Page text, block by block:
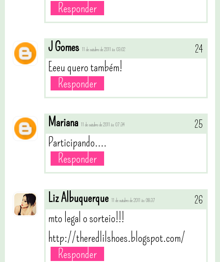
Responder
J Gomes 11 de outubro de 2011 às 03:02
Eeeu quero também!
Responder
Mariana 11 de outubro de 2011 às 07:34
Participando....
Responder
Liz Albuquerque 11 de outubro de 2011 às 08:37
mto legal o sorteio!!!
http://theredlilshoes.blogspot.com/
Responder